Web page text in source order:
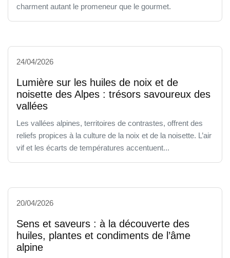
charment autant le promeneur que le gourmet.
24/04/2026
Lumière sur les huiles de noix et de
noisette des Alpes : trésors savoureux des
vallées
Les vallées alpines, territoires de contrastes, offrent des
reliefs propices à la culture de la noix et de la noisette. L’air
vif et les écarts de températures accentuent...
20/04/2026
Sens et saveurs : à la découverte des
huiles, plantes et condiments de l’âme
alpine